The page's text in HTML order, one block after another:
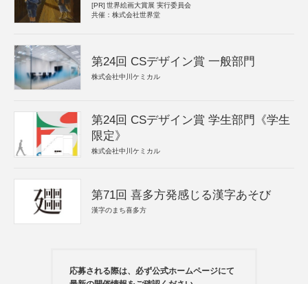
[PR] 世界絵画大賞展 実行委員会
共催：株式会社世界堂
第24回 CSデザイン賞 一般部門
株式会社中川ケミカル
第24回 CSデザイン賞 学生部門《学生
限定》
株式会社中川ケミカル
第71回 喜多方発感じる漢字あそび
漢字のまち喜多方
応募される際は、必ず公式ホームページにて